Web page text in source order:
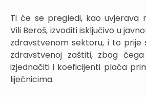
Ti će se pregledi, kao uvjerava
Vili Beroš, izvoditi isključivo u
zdravstvenom sektoru, i to prije
zdravstvenoj zaštiti, zbog
izjednačiti i koeficijenti plaća
liječnicima.